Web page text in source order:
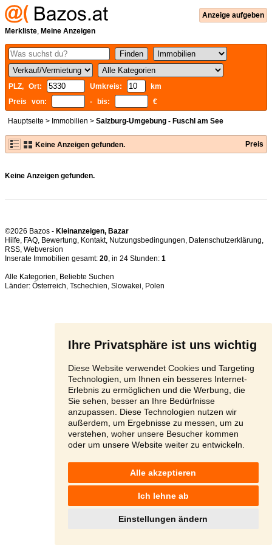
Ihre Privatsphäre ist uns wichtig
Diese Website verwendet Cookies und Targeting
Technologien, um Ihnen ein besseres Internet-
Erlebnis zu ermöglichen und die Werbung, die
Sie sehen, besser an Ihre Bedürfnisse
anzupassen. Diese Technologien nutzen wir
außerdem, um Ergebnisse zu messen, um zu
verstehen, woher unsere Besucher kommen
oder um unsere Website weiter zu entwickeln.
Alle akzeptieren
Ich lehne ab
Einstellungen ändern
Anzeige aufgeben
Merkliste, Meine Anzeigen
PLZ, Ort: Umkreis:
km
Preis von:
- bis: €
Hauptseite > Immobilien > Salzburg-Umgebung - Fuschl am See
Keine Anzeigen gefunden. Preis
Keine Anzeigen gefunden.
©2026 Bazos - Kleinanzeigen, Bazar
Hilfe, FAQ, Bewertung, Kontakt, Nutzungsbedingungen, Datenschutzerklärung,
RSS,
Inserate Immobilien gesamt: 20, in 24 Stunden: 1
Alle Kategorien, Beliebte Suchen
Länder: Österreich, Tschechien, Slowakei, Polen